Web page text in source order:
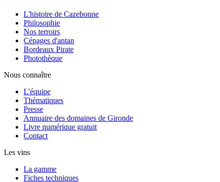
L'histoire de Cazebonne
Philosophie
Nos terroirs
Cépages d'antan
Bordeaux Pirate
Photothèque
Nous connaître
L'équipe
Thématiques
Presse
Annuaire des domaines de Gironde
Livre numérique gratuit
Contact
Les vins
La gamme
Fiches techniques